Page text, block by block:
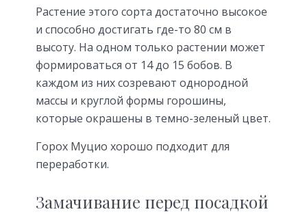
Растение этого сорта достаточно высокое
и способно достигать где-то 80 см в
высоту. На одном только растении может
формироваться от 14 до 15 бобов. В
каждом из них созревают однородной
массы и круглой формы горошины,
которые окрашены в темно-зеленый цвет.
Горох Муцио хорошо подходит для
переработки.
Замачивание перед посадкой